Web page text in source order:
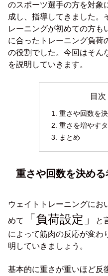
のスポーツ選手の方を対象
成し、指導してきました。
レーニングが初めての方も
に合ったトレーニング負荷
の役割でした。今回はそん
を説明していきます。
目次
重さや回数を
重さを増やす
まとめ
重さや回数を決める
ウェイトトレーニングにお
めて
「負荷設定」
と
によって筋肉の反応が変わ
明していきましょう。
基本的に重さが重いほど反